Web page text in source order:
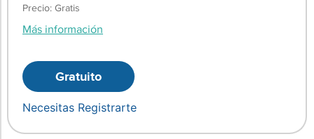
Precio: Gratis
Más información
Gratuito
Necesitas Registrarte